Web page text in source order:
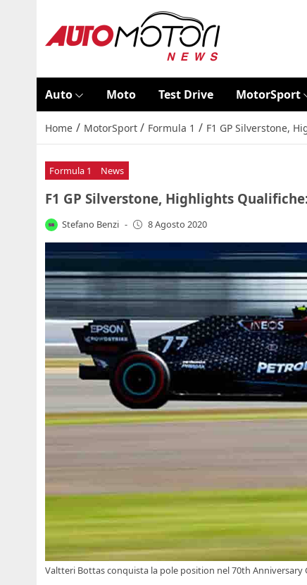
Auto Moto Test Drive MotorSport
Home / MotorSport / Formula 1 / F1 GP Silverstone,
Formula 1 News
F1 GP Silverstone, Highlights
Stefano Benzi - 8 Agosto 2020
Valtteri Bottas conquista la pole position nel 70th Anniversary